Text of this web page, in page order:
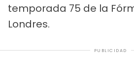
temporada 75 de la
Londres.
PUBLICIDAD